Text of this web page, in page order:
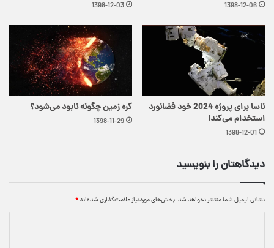
1398-12-06
1398-12-03
ناسا برای پروژه 2024 خود فضانورد
استخدام می‌کند!
1398-12-01
کره زمین چگونه نابود می‌شود؟
1398-11-29
دیدگاهتان را بنویسید
نشانی ایمیل شما منتشر نخواهد شد.بخش‌های موردنیاز علامت‌گذاری شده‌اند*